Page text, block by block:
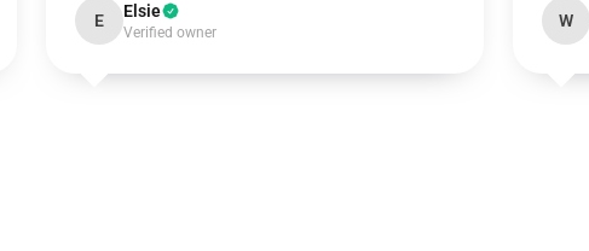
E Elsie
Verified owner
W